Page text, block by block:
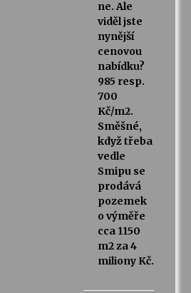
ne. Ale
viděl jste
nynější
cenovou
nabídku?
985 resp.
700
Kč/m2.
Směšné,
když třeba
vedle
Smipu se
prodává
pozemek
o výměře
cca 1150
m2 za 4
miliony Kč.